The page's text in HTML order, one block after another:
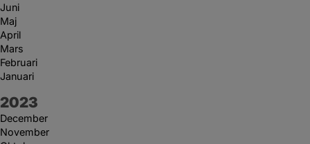
Juni
Maj
April
Mars
Februari
Januari
År:
2023
December
November